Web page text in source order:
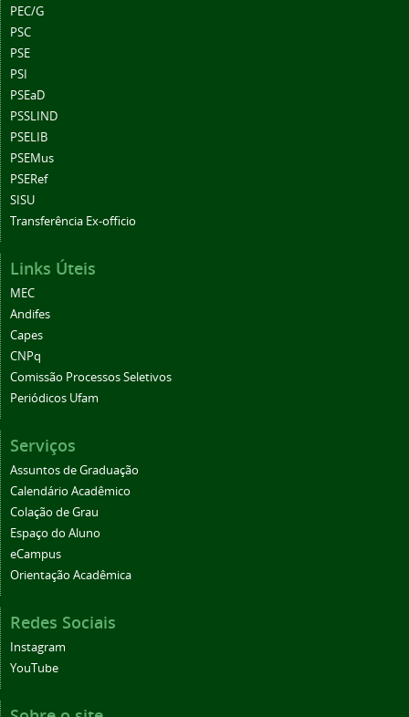
PEC/G
PSC
PSE
PSI
PSEaD
PSSLIND
PSELIB
PSEMus
PSERef
SISU
Transferência Ex-officio
Links Úteis
MEC
Andifes
Capes
CNPq
Comissão Processos Seletivos
Periódicos Ufam
Serviços
Assuntos de Graduação
Calendário Acadêmico
Colação de Grau
Espaço do Aluno
eCampus
Orientação Acadêmica
Redes Sociais
Instagram
YouTube